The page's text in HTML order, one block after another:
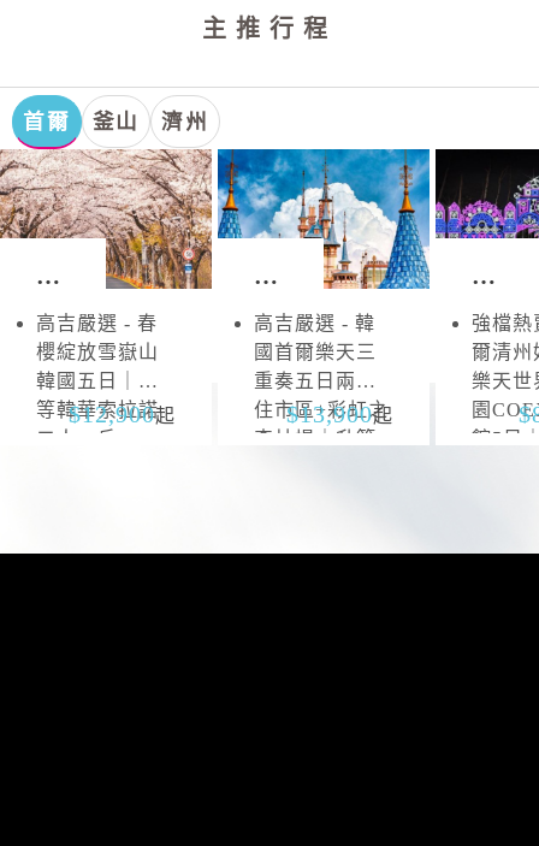
主推行程
首爾 釜山 濟州
首
雪
嶽
山
高吉嚴選 - 春
櫻綻放雪嶽山
韓國五日｜升
等韓華索拉諾
二人一戶
12,900起
首
抱
川
高吉嚴選 - 韓
國首爾樂天三
重奏五日兩晚
住市區+彩虹之
森片場｜升等
13,900起
首
強檔熱
爾清州
樂天世
園
館5日